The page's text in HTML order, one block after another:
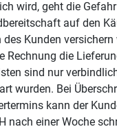
wird, geht die
auf den
Kunden versichern
Rechnung die
sind nur
wurden. Bei
kann der
nach einer Woche